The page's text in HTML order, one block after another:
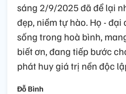
sáng 2/9/2025 đã để lại
đẹp, niềm tự hào. Họ - đại
sống trong hoà bình,
biết ơn, đang tiếp bước
phát huy giá trị nền độc
Đỗ Bình